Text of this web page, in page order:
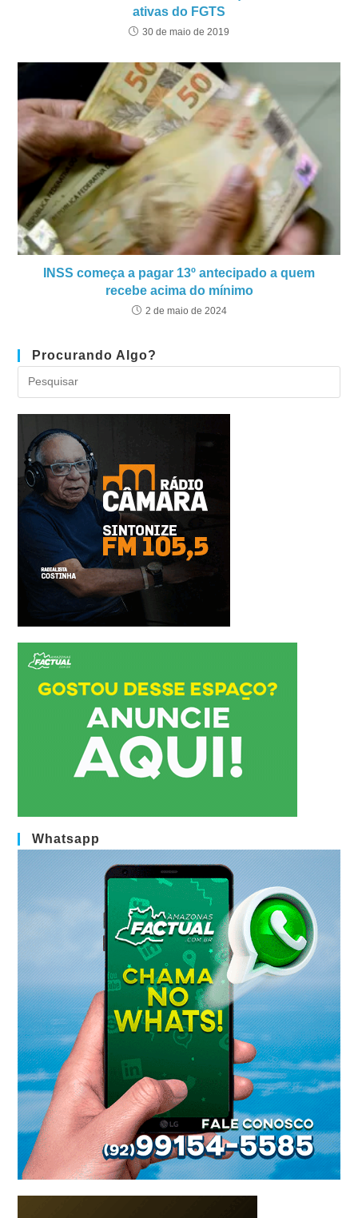
ativas do FGTS
30 de maio de 2019
INSS começa a pagar 13º antecipado a quem
recebe acima do mínimo
2 de maio de 2024
Procurando Algo?
Whatsapp